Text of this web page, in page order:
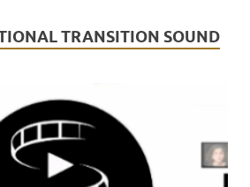
TRANSITION SOUND